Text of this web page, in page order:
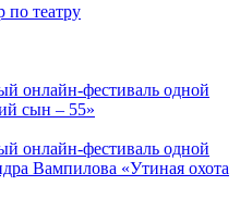
по театру
онлайн-фестиваль одной
сын – 55»
онлайн-фестиваль одной
Вампилова «Утиная охота